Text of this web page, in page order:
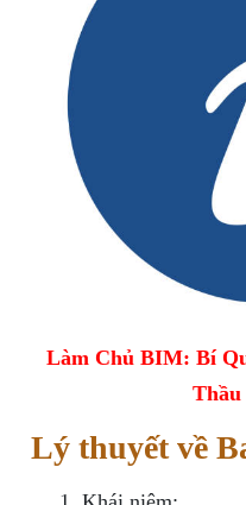
Làm Chủ BIM: Bí
Thầu
Lý thuyết về